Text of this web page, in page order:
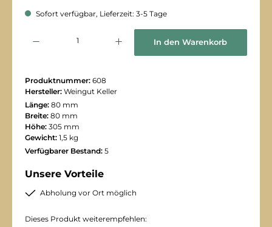
Sofort verfügbar, Lieferzeit: 3-5 Tage
In den Warenkorb
Produktnummer: 608
Hersteller: Weingut Keller
Länge: 80 mm
Breite: 80 mm
Höhe: 305 mm
Gewicht: 1,5 kg
Verfügbarer Bestand: 5
Unsere Vorteile
Abholung vor Ort möglich
Dieses Produkt weiterempfehlen: